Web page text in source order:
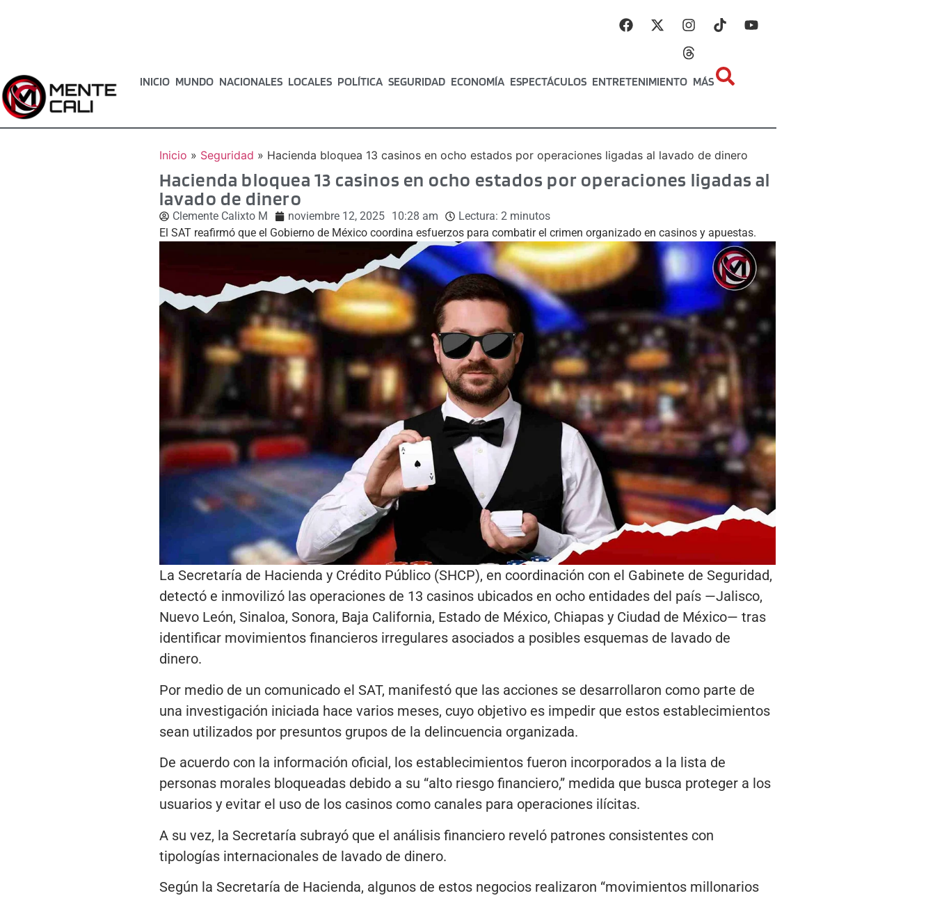
INICIO MUNDO NACIONALES LOCALES POLÍTICA SEGURIDAD ECONOMÍA ESPECTÁCULOS ENTRETENIMIENTO MÁS
Inicio » Seguridad » Hacienda bloquea 13 casinos en ocho estados por operaciones ligadas al lavado de dinero
Hacienda bloquea 13 casinos en ocho estados por operaciones ligadas al
lavado de dinero
Clemente Calixto M noviembre 12, 2025 10:28 am Lectura: 2 minutos
El SAT reafirmó que el Gobierno de México coordina esfuerzos para combatir el crimen organizado en casinos y apuestas.
La Secretaría de Hacienda y Crédito Público (SHCP), en coordinación con el Gabinete de Seguridad,
detectó e inmovilizó las operaciones de 13 casinos ubicados en ocho entidades del país —Jalisco,
Nuevo León, Sinaloa, Sonora, Baja California, Estado de México, Chiapas y Ciudad de México— tras
identificar movimientos financieros irregulares asociados a posibles esquemas de lavado de
dinero.
Por medio de un comunicado el SAT, manifestó que las acciones se desarrollaron como parte de
una investigación iniciada hace varios meses, cuyo objetivo es impedir que estos establecimientos
sean utilizados por presuntos grupos de la delincuencia organizada.
De acuerdo con la información oficial, los establecimientos fueron incorporados a la lista de
personas morales bloqueadas debido a su “alto riesgo financiero,” medida que busca proteger a los
usuarios y evitar el uso de los casinos como canales para operaciones ilícitas.
A su vez, la Secretaría subrayó que el análisis financiero reveló patrones consistentes con
tipologías internacionales de lavado de dinero.
Según la Secretaría de Hacienda, algunos de estos negocios realizaron “movimientos millonarios